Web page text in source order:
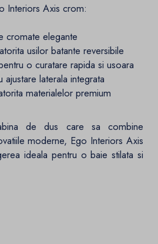
Interiors Axis crom:
cromate elegante
usilor batante reversibile
o curatare rapida si usoara
laterala integrata
materialelor premium
de dus care sa combine
moderne, Ego Interiors Axis
ideala pentru o baie stilata si